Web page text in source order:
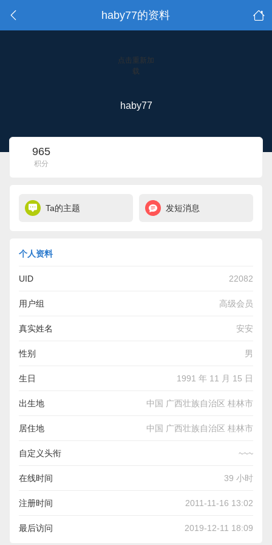
haby77的资料
点击重新加
载
haby77
965
积分
Ta的主题 发短消息
个人资料
UID 22082
用户组 高级会员
真实姓名 安安
性别 男
生日 1991 年 11 月 15 日
出生地 中国 广西壮族自治区 桂林市
居住地 中国 广西壮族自治区 桂林市
自定义头衔 ~~~
在线时间 39 小时
注册时间 2011-11-16 13:02
最后访问 2019-12-11 18:09